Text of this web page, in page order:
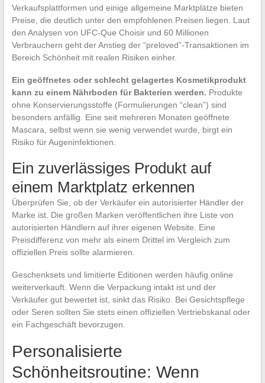
Verkaufsplattformen und einige allgemeine Marktplätze bieten
Preise, die deutlich unter den empfohlenen Preisen liegen. Laut
den Analysen von UFC-Que Choisir und 60 Millionen
Verbrauchern geht der Anstieg der “preloved”-Transaktionen im
Bereich Schönheit mit realen Risiken einher.
Ein geöffnetes oder schlecht gelagertes Kosmetikprodukt
kann zu einem Nährboden für Bakterien werden. Produkte
ohne Konservierungsstoffe (Formulierungen “clean”) sind
besonders anfällig. Eine seit mehreren Monaten geöffnete
Mascara, selbst wenn sie wenig verwendet wurde, birgt ein
Risiko für Augeninfektionen.
Ein zuverlässiges Produkt auf
einem Marktplatz erkennen
Überprüfen Sie, ob der Verkäufer ein autorisierter Händler der
Marke ist. Die großen Marken veröffentlichen ihre Liste von
autorisierten Händlern auf ihrer eigenen Website. Eine
Preisdifferenz von mehr als einem Drittel im Vergleich zum
offiziellen Preis sollte alarmieren.
Geschenksets und limitierte Editionen werden häufig online
weiterverkauft. Wenn die Verpackung intakt ist und der
Verkäufer gut bewertet ist, sinkt das Risiko. Bei Gesichtspflege
oder Seren sollten Sie stets einen offiziellen Vertriebskanal oder
ein Fachgeschäft bevorzugen.
Personalisierte
Schönheitsroutine: Wenn